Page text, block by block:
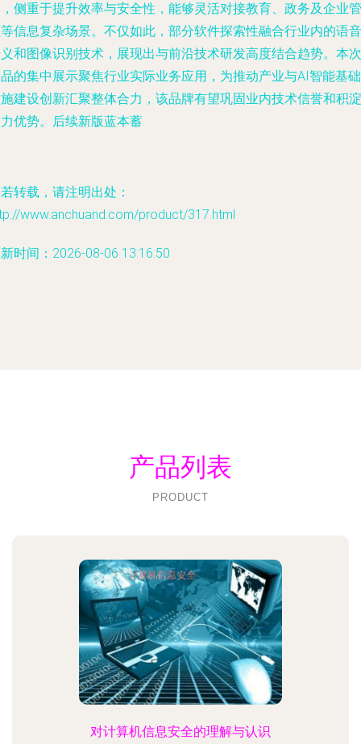
侧重于提升效率与安全性，能够灵活对接教育、政务及企业管
信息复杂场景。不仅如此，部分软件探索性融合行业内的语音
和图像识别技术，展现出与前沿技术研发高度结合趋势。本次
的集中展示聚焦行业实际业务应用，为推动产业与AI智能基础
建设创新汇聚整体合力，该品牌有望巩固业内技术信誉和积淀
优势。后续新版蓝本蓄
转载，请注明出处：
www.anchuand.com/product/317.html
时间：2026-08-06 13:16:50
产品列表
PRODUCT
对计算机信息安全的理解与认识